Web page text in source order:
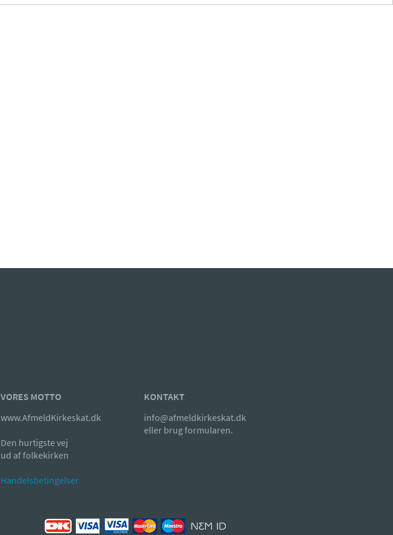
VORES MOTTO
www.AfmeldKirkeskat.dk
Den hurtigste vej
ud af folkekirken
Handelsbetingelser
KONTAKT
info@afmeldkirkeskat.dk
eller brug formularen.